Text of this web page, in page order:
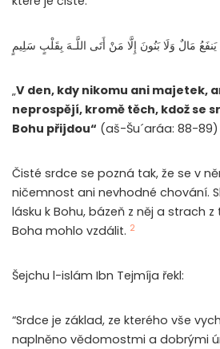
يَنفَعُ مَالٌ وَلَا بَنُونَ إِلَّا مَنْ أَتَى اللَّـهَ بِقَلْبٍ سَلِيمٍ
„V den, kdy nikomu ani majetek,
neprospějí, kromě těch, kdož se
Bohu přijdou“ (aš-Šu´aráa: 88-89)
Čisté srdce se pozná tak, že se v
ničemnost ani nevhodné chování.
lásku k Bohu, bázeň z něj a strach
Boha mohlo vzdálit. 2
Šejchu l-islám Ibn Tejmíja řekl:
“Srdce je základ, ze kterého vše
naplněno vědomostmi a dobrými